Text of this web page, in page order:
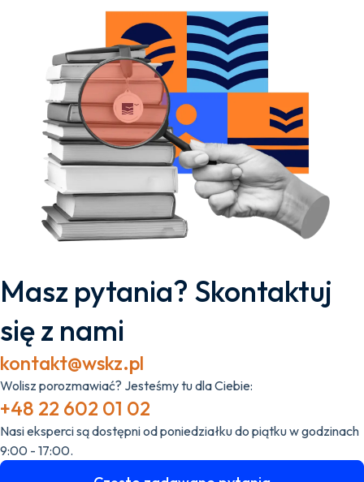
Masz pytania? Skontaktuj
się z nami
kontakt@wskz.pl
Wolisz porozmawiać? Jesteśmy tu dla Ciebie:
+48 22 602 01 02
Nasi eksperci są dostępni od poniedziałku do piątku w godzinach
9:00 - 17:00.